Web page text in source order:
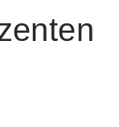
er
von